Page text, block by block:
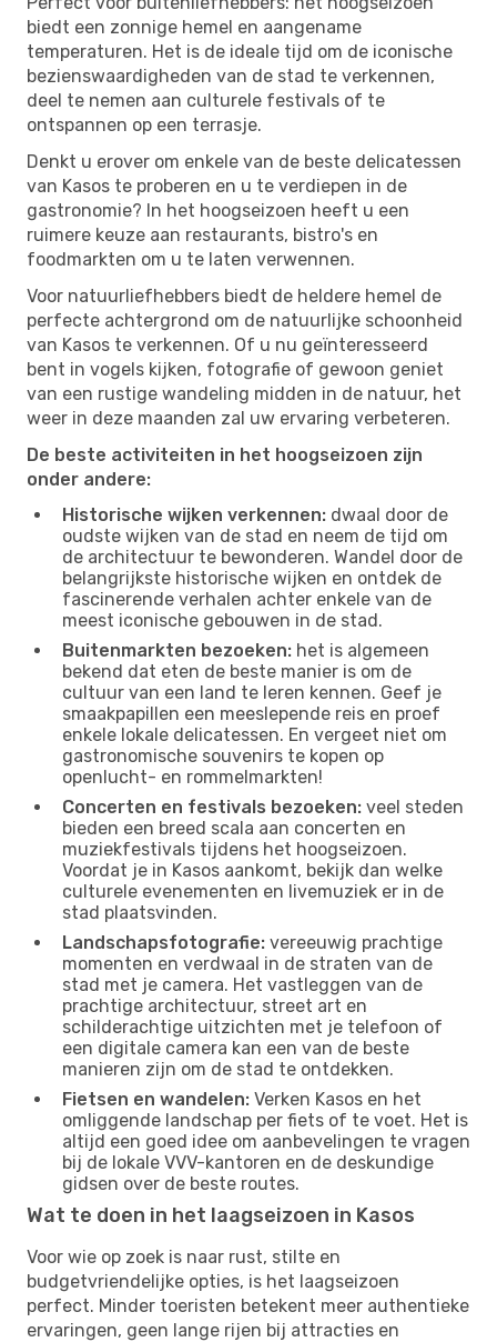
biedt een zonnige hemel en aangename
temperaturen. Het is de ideale tijd om de iconische
bezienswaardigheden van de stad te verkennen,
deel te nemen aan culturele festivals of te
ontspannen op een terrasje.
Denkt u erover om enkele van de beste delicatessen
van Kasos te proberen en u te verdiepen in de
gastronomie? In het hoogseizoen heeft u een
ruimere keuze aan restaurants, bistro's en
foodmarkten om u te laten verwennen.
Voor natuurliefhebbers biedt de heldere hemel de
perfecte achtergrond om de natuurlijke schoonheid
van Kasos te verkennen. Of u nu geïnteresseerd
bent in vogels kijken, fotografie of gewoon geniet
van een rustige wandeling midden in de natuur, het
weer in deze maanden zal uw ervaring verbeteren.
De beste activiteiten in het hoogseizoen zijn
onder andere:
Historische wijken verkennen: dwaal door de
oudste wijken van de stad en neem de tijd om
de architectuur te bewonderen. Wandel door de
belangrijkste historische wijken en ontdek de
fascinerende verhalen achter enkele van de
meest iconische gebouwen in de stad.
Buitenmarkten bezoeken: het is algemeen
bekend dat eten de beste manier is om de
cultuur van een land te leren kennen. Geef je
smaakpapillen een meeslepende reis en proef
enkele lokale delicatessen. En vergeet niet om
gastronomische souvenirs te kopen op
openlucht- en rommelmarkten!
Concerten en festivals bezoeken: veel steden
bieden een breed scala aan concerten en
muziekfestivals tijdens het hoogseizoen.
Voordat je in Kasos aankomt, bekijk dan welke
culturele evenementen en livemuziek er in de
stad plaatsvinden.
Landschapsfotografie: vereeuwig prachtige
momenten en verdwaal in de straten van de
stad met je camera. Het vastleggen van de
prachtige architectuur, street art en
schilderachtige uitzichten met je telefoon of
een digitale camera kan een van de beste
manieren zijn om de stad te ontdekken.
Fietsen en wandelen: Verken Kasos en het
omliggende landschap per fiets of te voet. Het is
altijd een goed idee om aanbevelingen te vragen
bij de lokale VVV-kantoren en de deskundige
gidsen over de beste routes.
Wat te doen in het laagseizoen in Kasos
Voor wie op zoek is naar rust, stilte en
budgetvriendelijke opties, is het laagseizoen
perfect. Minder toeristen betekent meer authentieke
ervaringen, geen lange rijen bij attracties en